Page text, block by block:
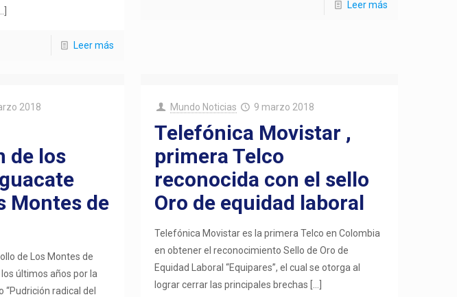
Leer más
Leer más
2018
de los
Montes de
de Los Montes de
últimos años por la
radical del
Mundo Noticias 9 marzo 2018
Telefónica Movistar ,
primera Telco
reconocida con el sello
Oro de equidad laboral
Telefónica Movistar es la primera Telco en Colombia
en obtener el reconocimiento Sello de Oro de
Equidad Laboral “Equipares”, el cual se otorga al
lograr cerrar las principales brechas